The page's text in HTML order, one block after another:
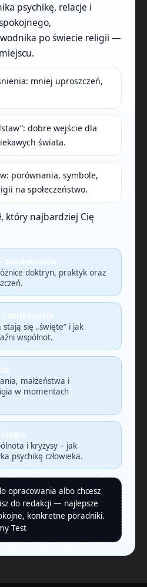
psychikę, relacje i
po świecie religii —
mniej uproszczeń,
dobre wejście dla
świata.
porównania, symbole,
na społeczeństwo.
który najbardziej Cię
porównania
doktryn, praktyk oraz
i sanktuaria
stają się „święte” i jak
wspólnot.
małżeństwa i
w momentach
i kryzysy – jak
psychikę człowieka.
opracowania albo chcesz
do redakcji — najlepsze
konkretne poradniki.
Test